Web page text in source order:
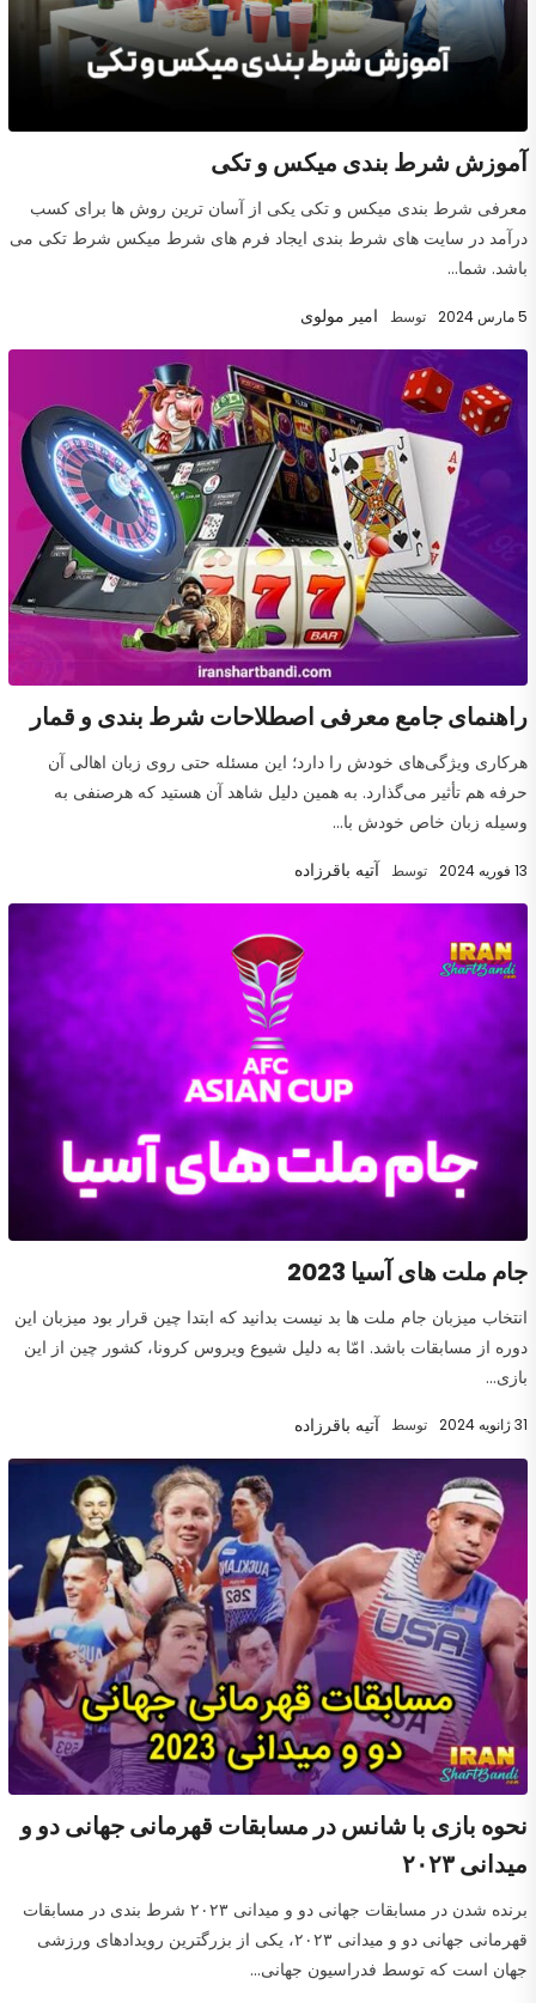
آموزش شرط بندی میکس و تکی
معرفی شرط بندی میکس و تکی یکی از آسان ترین روش ها برای کسب
درآمد در سایت های شرط بندی ایجاد فرم های شرط میکس شرط تکی می
باشد. شما...
5 مارس 2024 توسط امیر مولوی
راهنمای جامع معرفی اصطلاحات شرط بندی و قمار
هرکاری ویژگی‌های خودش را دارد؛ این مسئله حتی روی زبان اهالی آن
حرفه هم تأثیر می‌گذارد. به همین دلیل شاهد آن هستید که هرصنفی به‌
وسیله زبان خاص خودش با...
13 فوریه 2024 توسط آتیه باقرزاده
جام ملت های آسیا 2023
انتخاب میزبان جام ملت ها بد نیست بدانید که ابتدا چین قرار بود میزبان این
دوره از مسابقات باشد. امّا به دلیل شیوع ویروس کرونا، کشور چین از این
بازی...
31 ژانویه 2024 توسط آتیه باقرزاده
نحوه بازی با شانس در مسابقات قهرمانی جهانی دو و
میدانی ۲۰۲۳
برنده شدن در مسابقات جهانی دو و میدانی ۲۰۲۳ شرط بندی در مسابقات
قهرمانی جهانی دو و میدانی ۲۰۲۳، یکی از بزرگترین رویدادهای ورزشی
جهان است که توسط فدراسیون جهانی...